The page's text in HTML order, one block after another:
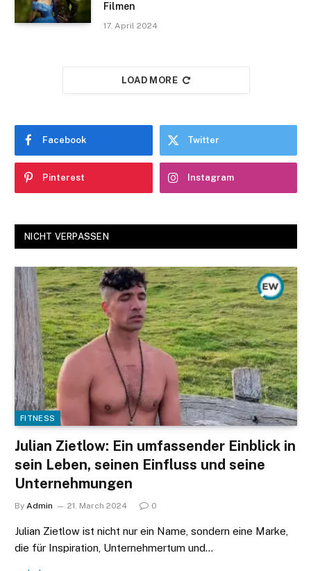
Filmen
17. April 2024
LOAD MORE
Facebook Twitter
Pinterest Instagram
NICHT VERPASSEN
FITNESS
Julian Zietlow: Ein umfassender Einblick in
sein Leben, seinen Einfluss und seine
Unternehmungen
By Admin 21. March 2024 0
Julian Zietlow ist nicht nur ein Name, sondern eine Marke,
die für Inspiration, Unternehmertum und…